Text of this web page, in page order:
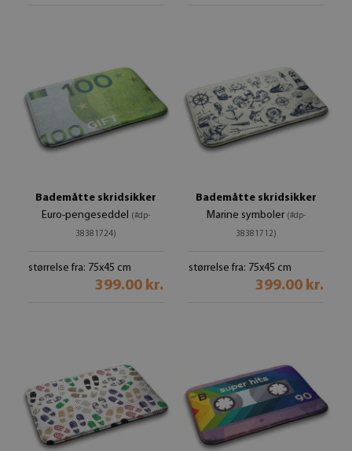
Bademåtte skridsikker
Euro-pengeseddel (#dp-
38381724)
størrelse fra: 75x45 cm
399.00 kr.
Bademåtte skridsikker
Marine symboler (#dp-
38381712)
størrelse fra: 75x45 cm
399.00 kr.